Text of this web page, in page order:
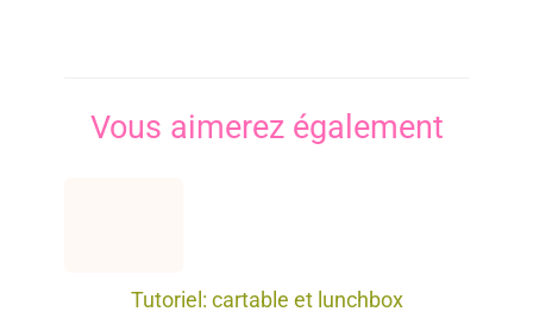
Vous aimerez également
Tutoriel: cartable et lunchbox